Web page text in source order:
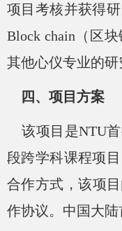
项目考核并获得
Block chain（区
其他心仪专业的研
四、项目方案
该项目是NTU
段跨学科课程项
合作方式，该项
作协议。中国大陆